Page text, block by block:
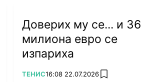
Доверих му се... и 36
милиона евро се
изпариха
ПОВЕЧЕ ОТ
ТЕНИС16:08 22.07.2026 add favorites